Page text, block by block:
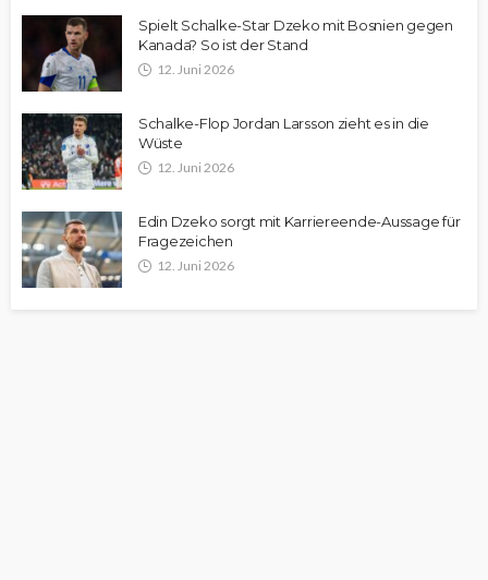
Spielt Schalke-Star Dzeko mit Bosnien gegen
Kanada? So ist der Stand
12. Juni 2026
Schalke-Flop Jordan Larsson zieht es in die
Wüste
12. Juni 2026
Edin Dzeko sorgt mit Karriereende-Aussage für
Fragezeichen
12. Juni 2026